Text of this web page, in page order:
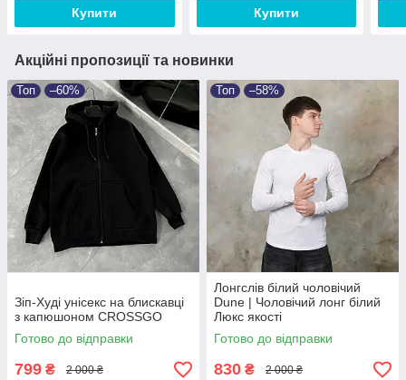
Купити Купити
Акційні пропозиції та новинки
Топ –60%
Зіп-Худі унісекс на блискавці
з капюшоном CROSSGO
Готово до відправки
799 ₴ 2 000 ₴
Топ –58%
Лонгслів білий чоловічий
Dune | Чоловічий лонг білий
Люкс якості
Готово до відправки
830 ₴ 2 000 ₴